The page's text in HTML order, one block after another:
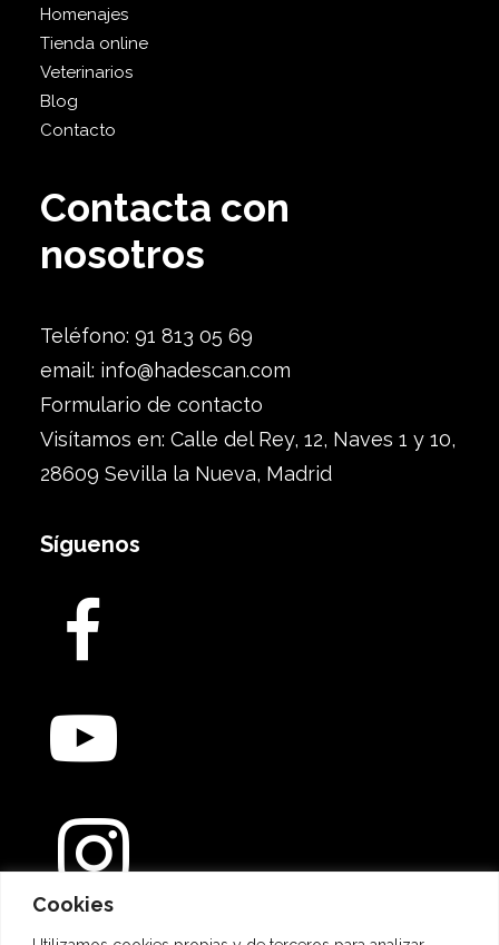
Cookies
Homenajes
Tienda online
Veterinarios
Blog
Contacto
Contacta con
nosotros
Teléfono: 91 813 05 69
email: info@hadescan.com
Formulario de contacto
Visítamos en: Calle del Rey, 12, Naves 1 y 10,
28609 Sevilla la Nueva, Madrid
Síguenos